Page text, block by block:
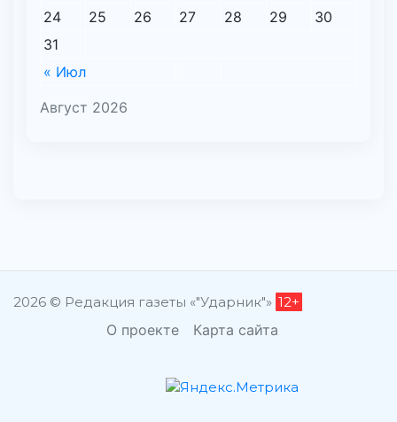
Август 2026
« Июл
24
25 26 27 28 29
30
31
2026 © Редакция газеты «"Ударник"» 12+
О проекте Карта сайта